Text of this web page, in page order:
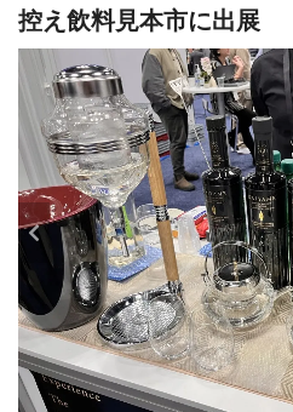
控え飲料見本市に出展